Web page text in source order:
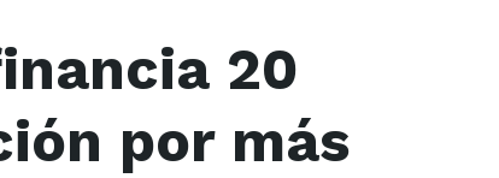
20
por más